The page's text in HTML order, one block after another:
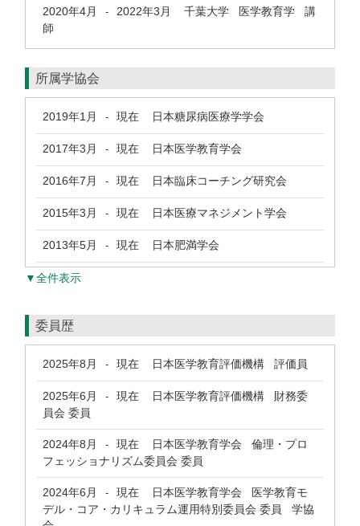
2020年4月 - 2022年3月
千葉大学 医学教育学 講
師
所属学協会
2019年1月 - 現在 日本糖尿病医療学学会
2017年3月 - 現在 日本医学教育学会
2016年7月 - 現在 日本臨床コーチング研究会
2015年3月 - 現在 日本医療マネジメント学会
2013年5月 - 現在 日本肥満学会
▼全件表示
委員歴
2025年8月 - 現在 日本医学教育評価機構 評価員
2025年6月 - 現在 日本医学教育評価機構 財務委
員会 委員
2024年8月 - 現在 日本医学教育学会 倫理・プロ
フェッショナリズム委員会 委員
2024年6月 - 現在 日本医学教育学会 医学教育モ
デル・コア・カリキュラム運用特別委員会 委員 学協